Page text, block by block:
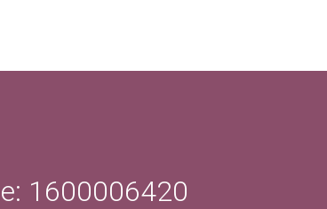
1600006420